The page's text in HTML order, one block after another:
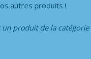
autres produits !
un produit de la catégorie